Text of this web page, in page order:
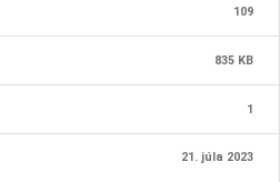
109
835 KB
1
21. júla 2023